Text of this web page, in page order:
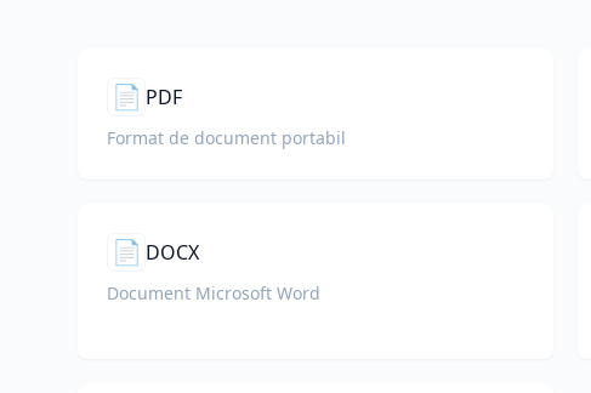
📄 PDF
Format de document portabil
📄 DOCX
Document Microsoft Word